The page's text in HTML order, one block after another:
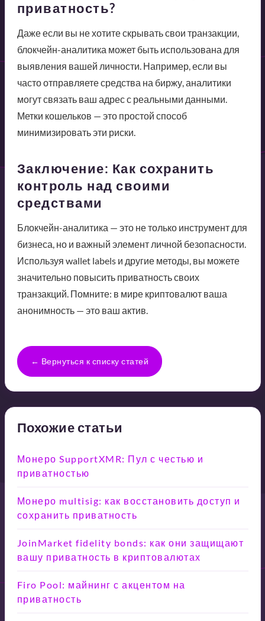
приватность?
Даже если вы не хотите скрывать свои транзакции,
блокчейн-аналитика может быть использована для
выявления вашей личности. Например, если вы
часто отправляете средства на биржу, аналитики
могут связать ваш адрес с реальными данными.
Метки кошельков — это простой способ
минимизировать эти риски.
Заключение: Как сохранить
контроль над своими
средствами
Блокчейн-аналитика — это не только инструмент для
бизнеса, но и важный элемент личной безопасности.
Используя wallet labels и другие методы, вы можете
значительно повысить приватность своих
транзакций. Помните: в мире криптовалют ваша
анонимность — это ваш актив.
← Вернуться к списку статей
Похожие статьи
Монеро SupportXMR: Пул с честью и
приватностью
Монеро multisig: как восстановить доступ и
сохранить приватность
JoinMarket fidelity bonds: как они защищают
вашу приватность в криптовалютах
Firo Pool: майнинг с акцентом на
приватность